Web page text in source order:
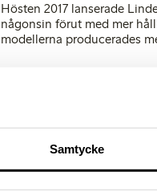
Samtycke
Hösten 2017 lanserade
någonsin förut med mer
modellerna producerades
Under året lanserade
Minskning av